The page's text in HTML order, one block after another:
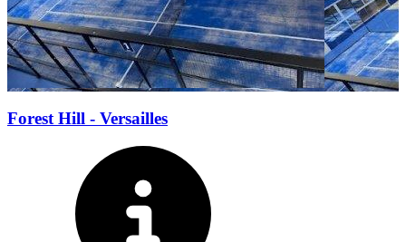
Forest Hill - Versailles